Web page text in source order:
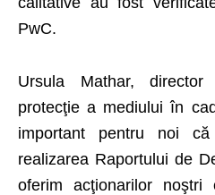
PwC.
Ursula Mathar,
protecţie a mediului în
important pentru noi
realizarea Raportului de
oferim acţionarilor